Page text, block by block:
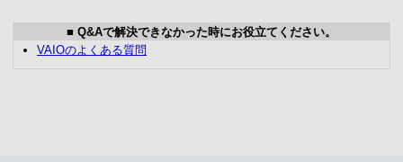
■ Q&Aで解決できなかった時にお役立てください。
VAIOのよくある質問